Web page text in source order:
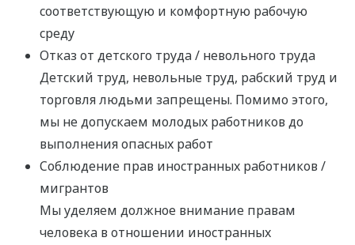
соответствующую и комфортную рабочую
среду
Отказ от детского труда / невольного труда
Детский труд, невольные труд, рабский труд и
торговля людьми запрещены. Помимо этого,
мы не допускаем молодых работников до
выполнения опасных работ
Соблюдение прав иностранных работников /
мигрантов
Мы уделяем должное внимание правам
человека в отношении иностранных